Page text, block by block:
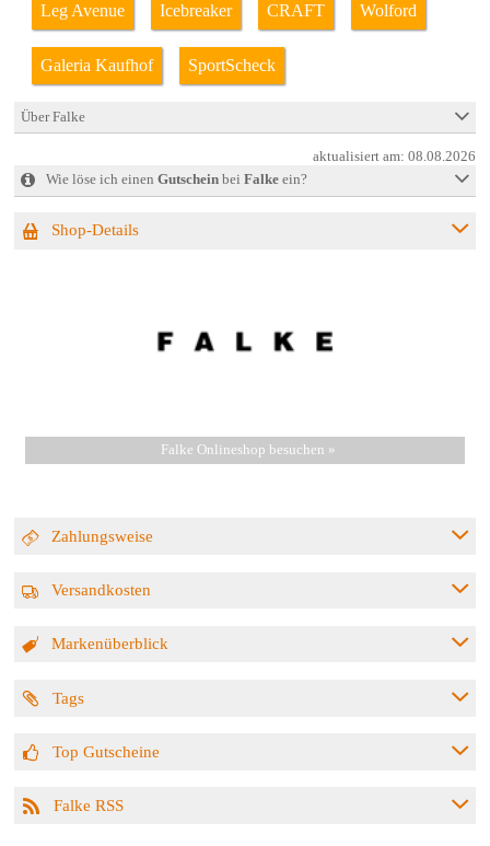
Leg Avenue Icebreaker CRAFT Wolford
Galeria Kaufhof SportScheck
Über Falke
aktualisiert am:08.08.2026
Wie löse ich einen Gutscheinbei Falkeein?
Shop-Details
Falke Onlineshop besuchen »
Zahlungsweise
Versandkosten
Markenüberblick
Tags
Top Gutscheine
Falke RSS